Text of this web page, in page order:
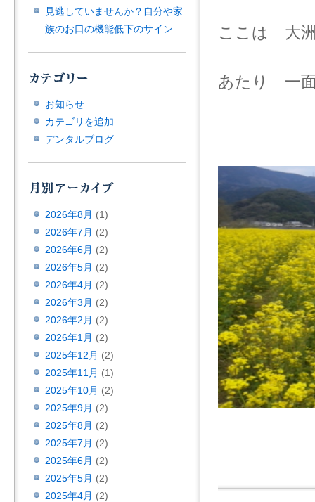
ここは 大
あたり 一
見逃していませんか？自分や家
族のお口の機能低下のサイン
お知らせ
カテゴリを追加
デンタルブログ
2026年8月 (1)
2026年7月 (2)
2026年6月 (2)
2026年5月 (2)
2026年4月 (2)
2026年3月 (2)
2026年2月 (2)
2026年1月 (2)
2025年12月 (2)
2025年11月 (1)
2025年10月 (2)
2025年9月 (2)
2025年8月 (2)
2025年7月 (2)
2025年6月 (2)
2025年5月 (2)
2025年4月 (2)